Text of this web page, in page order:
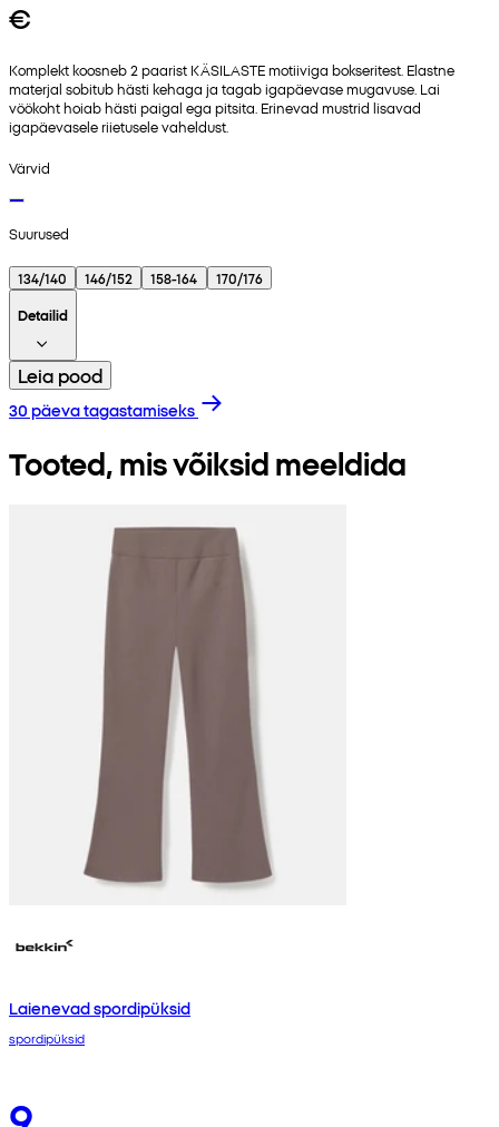
€
Komplekt koosneb 2 paarist KÄSILASTE motiiviga bokseritest. Elastne
materjal sobitub hästi kehaga ja tagab igapäevase mugavuse. Lai
vöökoht hoiab hästi paigal ega pitsita. Erinevad mustrid lisavad
igapäevasele riietusele vaheldust.
Värvid
Suurused
134/140 146/152 158-164
170/176
Detailid
Leia pood
30 päeva tagastamiseks
Tooted, mis võiksid meeldida
Laienevad spordipüksid
spordipüksid